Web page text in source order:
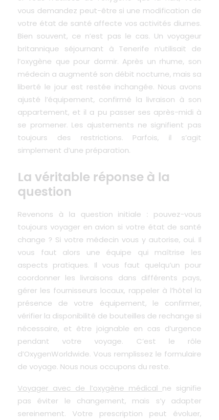
vous demandez peut-être si une modification de
votre état de santé affecte vos activités diurnes.
Bien souvent, ce n’est pas le cas. Un voyageur
britannique séjournant à Tenerife n’utilisait de
l’oxygène que pour dormir. Après un rhume, son
médecin a augmenté son débit nocturne, mais sa
liberté le jour est restée inchangée. Nous avons
ajusté l’équipement, confirmé la livraison à son
appartement, et il a pu passer ses après-midi à
se promener. Les ajustements ne signifient pas
toujours des restrictions. Parfois, il s’agit
simplement d’une préparation.
La véritable réponse à la
question
Revenons à la question initiale : pouvez-vous
toujours voyager en avion si votre état de santé
change ? Si votre médecin vous y autorise, oui. Il
vous faut alors une équipe qui maîtrise les
aspects pratiques. Il vous faut quelqu’un pour
coordonner les livraisons dans différents pays,
gérer les fournisseurs locaux, rappeler à l’hôtel la
présence de votre équipement, le confirmer,
vérifier la disponibilité de bouteilles de rechange si
nécessaire, et être joignable en cas d’urgence
pendant votre voyage. C’est le rôle
d’OxygenWorldwide. Vous remplissez le formulaire
de voyage. Nous nous occupons du reste.
Voyager avec de l’oxygène médical ne signifie
pas éviter le changement, mais s’y adapter
sereinement. Votre prescription peut évoluer,